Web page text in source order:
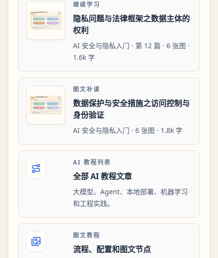
继续学习
隐私问题与法律框架之数据主体的
权利
AI 安全与隐私入门 · 第 12 篇 · 6 张图 ·
1.6k 字
图文补读
数据保护与安全措施之访问控制与
身份验证
AI 安全与隐私入门 · 6 张图 · 1.8k 字
AI 教程列表
全部 AI 教程文章
大模型、Agent、本地部署、机器学习
和工程实践。
图文教程
流程、配置和图文节点